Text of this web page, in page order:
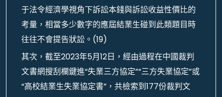
于法令經濟學視角下訴訟本錢與訴訟收益性價比的
考量，相當多少數字的應屆結業生碰到此類題目時
往往不會提告狀訟。(19)
其次，截至2023年5月12日，經由過程在中國裁判
文書網搜刮欄鍵進“失業三方協定”“三方失業協定”或
“高校結業生失業協定書”，共檢索到177份裁判文